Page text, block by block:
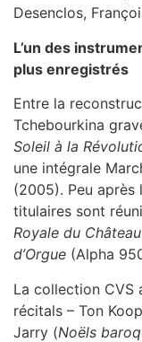
Desenclos,
L’un des
plus enregistrés
Entre la
Tchebourkina
Soleil à la
une intégrale
(2005). Peu après
titulaires sont
Royale du
d’Orgue (Alpha
La collection CVS
récitals – Ton
Jarry (Noëls